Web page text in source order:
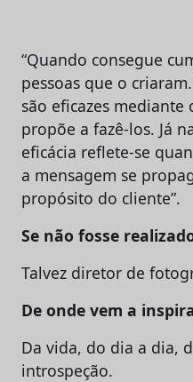
“Quando consegue
pessoas que o
são eficazes
propõe a fazê-los. Já
eficácia reflete-se
a mensagem se
propósito do cliente”.
Se não fosse
Talvez diretor de
De onde vem a
Da vida, do dia a dia,
introspeção.